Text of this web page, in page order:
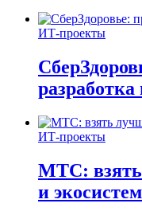
ИТ-проекты
разработка
ИТ-проекты
МТС: взять
и